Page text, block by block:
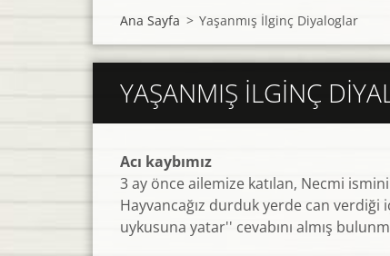
Ana Sayfa > Yaşanmış İlginç Diyaloglar
YAŞANMIŞ İLGINÇ
Acı kaybımız
3 ay önce ailemize katılan, Necmi
Hayvancağız durduk yerde can verdiği
uykusuna yatar'' cevabını almış